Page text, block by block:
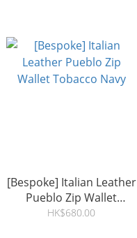
[Bespoke] Italian Leather
Pueblo Zip Wallet
Tobacco Navy
HK$680.00